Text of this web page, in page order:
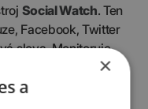
Social Watch. Ten
Facebook, Twitter
slova. Monitoruje
×
a